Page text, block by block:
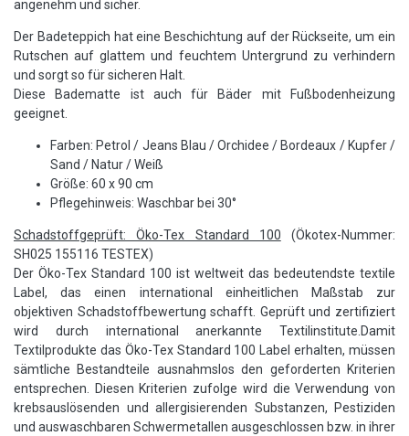
angenehm und sicher.
Der Badeteppich hat eine Beschichtung auf der Rückseite, um ein
Rutschen auf glattem und feuchtem Untergrund zu verhindern
und sorgt so für sicheren Halt.
Diese Badematte ist auch für Bäder mit Fußbodenheizung
geeignet.
Farben: Petrol / Jeans Blau / Orchidee / Bordeaux / Kupfer /
Sand / Natur / Weiß
Größe: 60 x 90 cm
Pflegehinweis: Waschbar bei 30°
Schadstoffgeprüft: Öko-Tex Standard 100 (Ökotex-Nummer:
SH025 155116 TESTEX)
Der Öko-Tex Standard 100 ist weltweit das bedeutendste textile
Label, das einen international einheitlichen Maßstab zur
objektiven Schadstoffbewertung schafft. Geprüft und zertifiziert
wird durch international anerkannte Textilinstitute.Damit
Textilprodukte das Öko-Tex Standard 100 Label erhalten, müssen
sämtliche Bestandteile ausnahmslos den geforderten Kriterien
entsprechen. Diesen Kriterien zufolge wird die Verwendung von
krebsauslösenden und allergisierenden Substanzen, Pestiziden
und auswaschbaren Schwermetallen ausgeschlossen bzw. in ihrer